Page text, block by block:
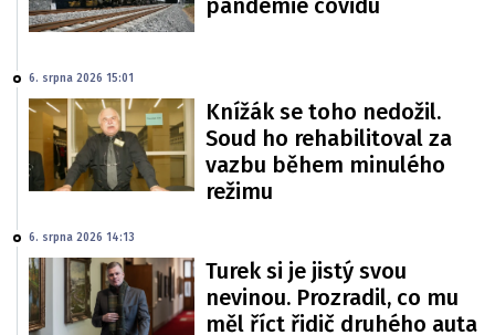
6. srpna 2026 15:01
Knížák se toho nedožil.
Soud ho rehabilitoval za
vazbu během minulého
režimu
6. srpna 2026 14:13
Turek si je jistý svou
nevinou. Prozradil, co mu
měl říct řidič druhého auta